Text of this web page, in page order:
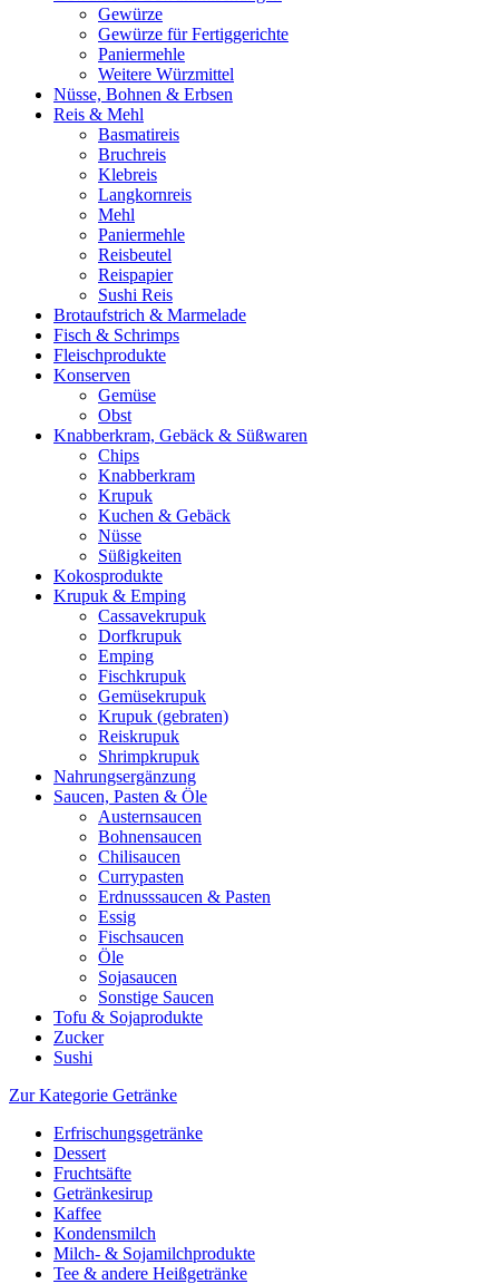
Gewürze
Gewürze für Fertiggerichte
Paniermehle
Weitere Würzmittel
Nüsse, Bohnen & Erbsen
Reis & Mehl
Basmatireis
Bruchreis
Klebreis
Langkornreis
Mehl
Paniermehle
Reisbeutel
Reispapier
Sushi Reis
Brotaufstrich & Marmelade
Fisch & Schrimps
Fleischprodukte
Konserven
Gemüse
Obst
Knabberkram, Gebäck & Süßwaren
Chips
Knabberkram
Krupuk
Kuchen & Gebäck
Nüsse
Süßigkeiten
Kokosprodukte
Krupuk & Emping
Cassavekrupuk
Dorfkrupuk
Emping
Fischkrupuk
Gemüsekrupuk
Krupuk (gebraten)
Reiskrupuk
Shrimpkrupuk
Nahrungsergänzung
Saucen, Pasten & Öle
Austernsaucen
Bohnensaucen
Chilisaucen
Currypasten
Erdnusssaucen & Pasten
Essig
Fischsaucen
Öle
Sojasaucen
Sonstige Saucen
Tofu & Sojaprodukte
Zucker
Sushi
Zur Kategorie Getränke
Erfrischungsgetränke
Dessert
Fruchtsäfte
Getränkesirup
Kaffee
Kondensmilch
Milch- & Sojamilchprodukte
Tee & andere Heißgetränke